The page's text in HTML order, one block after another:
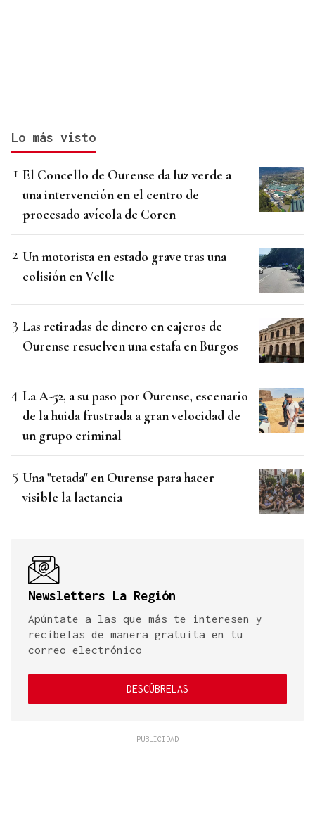
Lo más visto
El Concello de Ourense da luz verde a
una intervención en el centro de
procesado avícola de Coren
Un motorista en estado grave tras una
colisión en Velle
Las retiradas de dinero en cajeros de
Ourense resuelven una estafa en Burgos
La A-52, a su paso por Ourense, escenario
de la huida frustrada a gran velocidad de
un grupo criminal
Una "tetada" en Ourense para hacer
visible la lactancia
Newsletters La Región
Apúntate a las que más te interesen y
recíbelas de manera gratuita en tu
correo electrónico
DESCÚBRELAS